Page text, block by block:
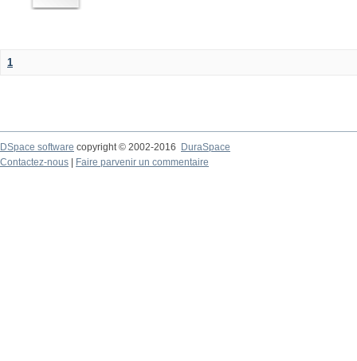
1
DSpace software copyright © 2002-2016
DuraSpace
Contactez-nous
Faire parvenir un commentaire